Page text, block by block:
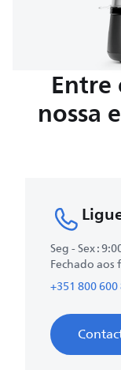
nossa
Seg - Sex :
Fechado aos
+351 800